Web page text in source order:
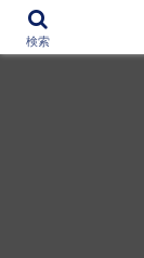
12000作品
検索